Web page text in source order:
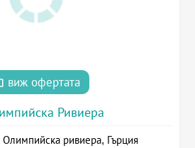
виж офертата
Ривиера
ривиера, Гърция